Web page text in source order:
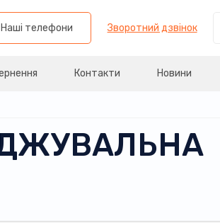
Наші телефони Зворотний дзвінок
Контакти Новини